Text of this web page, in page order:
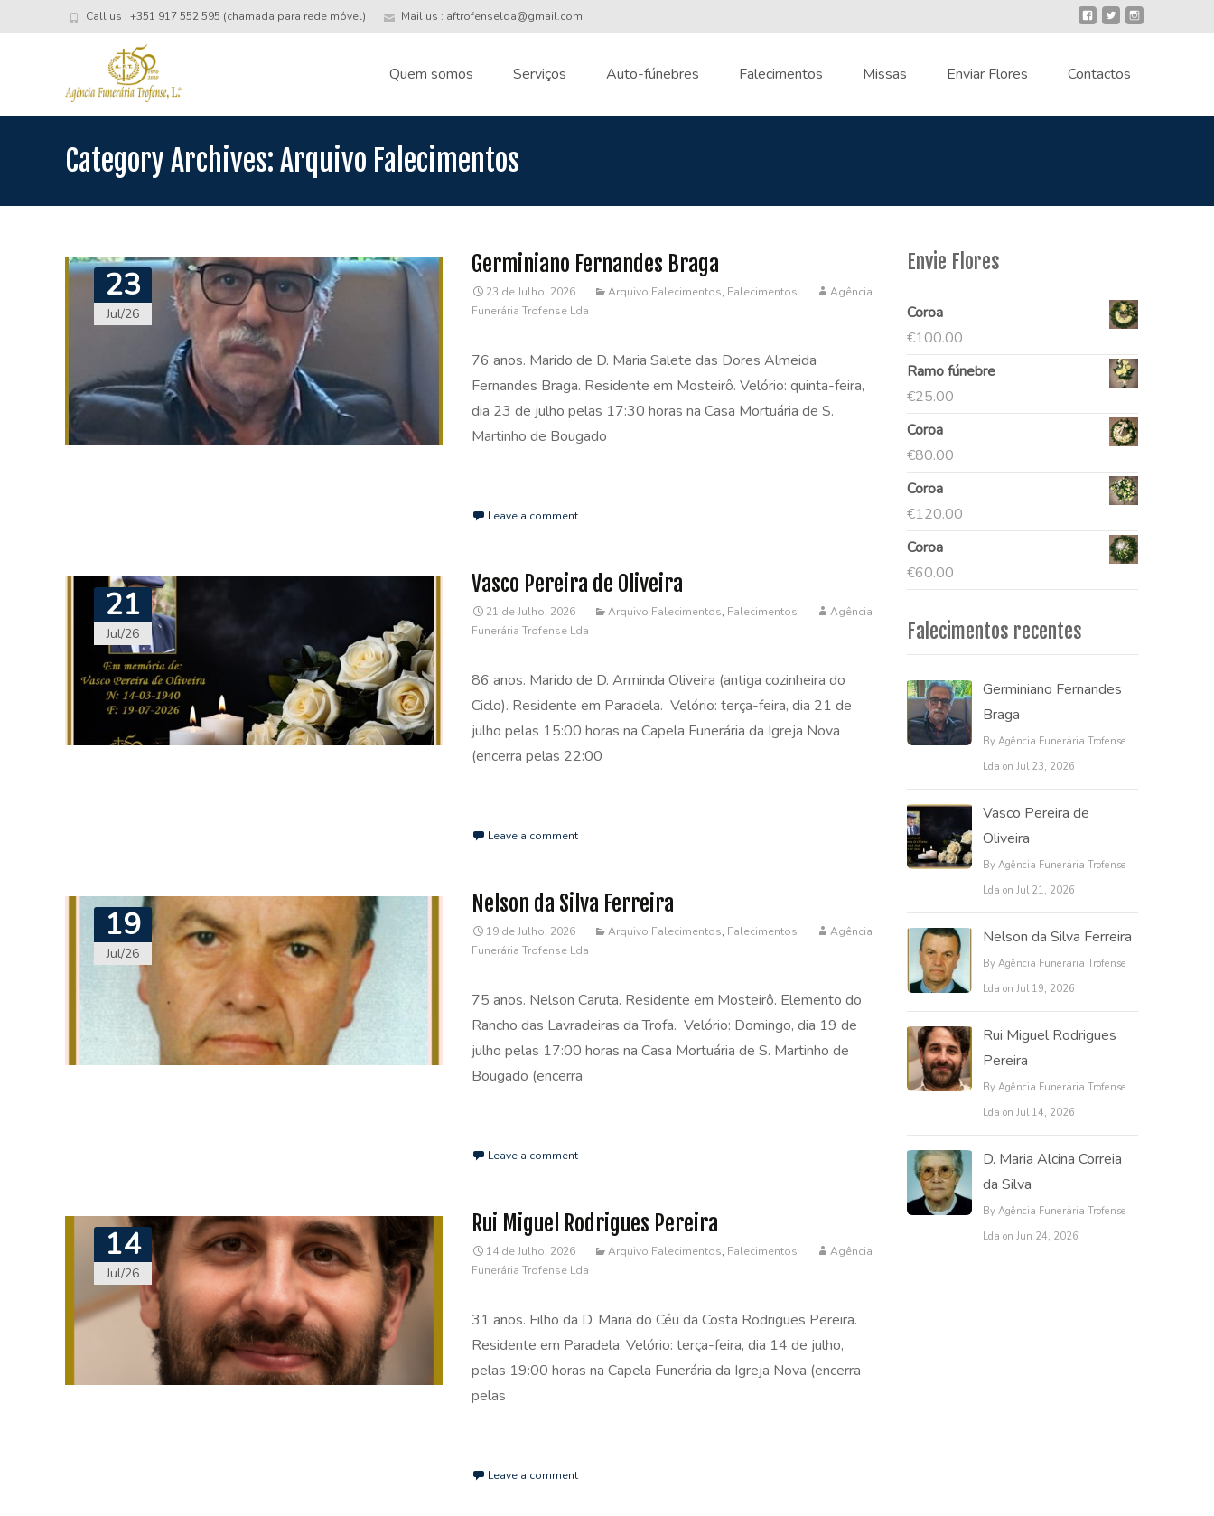
Call us : +351 917 552 595 (chamada para rede móvel) Mail us : aftrofenselda@gmail.com
Quem somos Serviços Auto-fúnebres Falecimentos Missas Enviar Flores Contactos
Category Archives: Arquivo Falecimentos
23
Jul/26
Germiniano Fernandes Braga
23 de Julho, 2026 Arquivo Falecimentos, Falecimentos
Agência
Funerária Trofense Lda
76 anos. Marido de D. Maria Salete das Dores Almeida
Fernandes Braga. Residente em Mosteirô. Velório: quinta-feira,
dia 23 de julho pelas 17:30 horas na Casa Mortuária de S.
Martinho de Bougado
Leave a comment
21
Jul/26
Vasco Pereira de Oliveira
21 de Julho, 2026 Arquivo Falecimentos, Falecimentos
Agência
Funerária Trofense Lda
86 anos. Marido de D. Arminda Oliveira (antiga cozinheira do
Ciclo). Residente em Paradela. Velório: terça-feira, dia 21 de
julho pelas 15:00 horas na Capela Funerária da Igreja Nova
(encerra pelas 22:00
Leave a comment
19
Jul/26
Nelson da Silva Ferreira
19 de Julho, 2026 Arquivo Falecimentos, Falecimentos
Agência
Funerária Trofense Lda
75 anos. Nelson Caruta. Residente em Mosteirô. Elemento do
Rancho das Lavradeiras da Trofa. Velório: Domingo, dia 19 de
julho pelas 17:00 horas na Casa Mortuária de S. Martinho de
Bougado (encerra
Leave a comment
14
Jul/26
Rui Miguel Rodrigues Pereira
14 de Julho, 2026 Arquivo Falecimentos, Falecimentos
Agência
Funerária Trofense Lda
31 anos. Filho da D. Maria do Céu da Costa Rodrigues Pereira.
Residente em Paradela. Velório: terça-feira, dia 14 de julho,
pelas 19:00 horas na Capela Funerária da Igreja Nova (encerra
pelas
Leave a comment
Envie Flores
Coroa
€100.00
Ramo fúnebre
€25.00
Coroa
€80.00
Coroa
€120.00
Coroa
€60.00
Falecimentos recentes
Germiniano Fernandes
Braga
By Agência Funerária Trofense
Lda on Jul 23, 2026
Vasco Pereira de
Oliveira
By Agência Funerária Trofense
Lda on Jul 21, 2026
Nelson da Silva Ferreira
By Agência Funerária Trofense
Lda on Jul 19, 2026
Rui Miguel Rodrigues
Pereira
By Agência Funerária Trofense
Lda on Jul 14, 2026
D. Maria Alcina Correia
da Silva
By Agência Funerária Trofense
Lda on Jun 24, 2026